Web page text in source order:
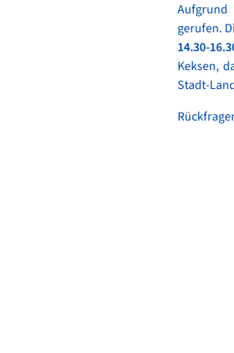
Aufgrund
gerufen.
14.30-
Keksen,
Stadt-